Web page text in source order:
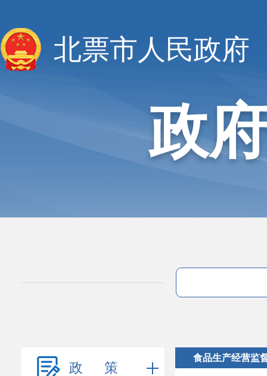
北票市人民政府
政
政 策
食品生产经营监